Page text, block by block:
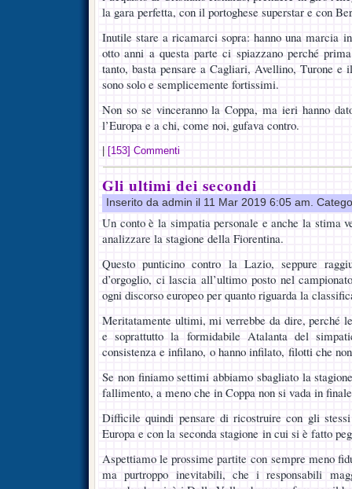
la gara perfetta, con il portoghese superstar e con
Inutile stare a ricamarci sopra: hanno una marcia
otto anni a questa parte ci spiazzano perché
tanto, basta pensare a Cagliari, Avellino, Turone e
sono solo e semplicemente fortissimi.
Non so se vinceranno la Coppa, ma ieri hanno
l’Europa e a chi, come noi, gufava contro.
[153] Commenti
Gli ultimi dei secondi
Inserito da admin il 11 Mar 2019 6:05 am.
Un conto è la simpatia personale e anche la stima
analizzare la stagione della Fiorentina.
Questo punticino contro la Lazio, seppure
d’orgoglio, ci lascia all’ultimo posto nel
ogni discorso europeo per quanto riguarda la
Meritatamente ultimi, mi verrebbe da dire, perché
e soprattutto la formidabile Atalanta del
consistenza e infilano, o hanno infilato, filotti che
Se non finiamo settimi abbiamo sbagliato la
fallimento, a meno che in Coppa non si vada in
Difficile quindi pensare di ricostruire con gli
Europa e con la seconda stagione in cui si è fatto
Aspettiamo le prossime partite con sempre meno
ma purtroppo inevitabili, che i responsabili